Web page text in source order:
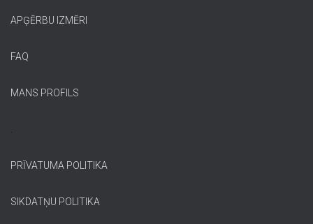
APĢĒRBU IZMĒRI
FAQ
MANS PROFILS
PRĪVATUMA POLITIKA
SIKDATŅU POLITIKA